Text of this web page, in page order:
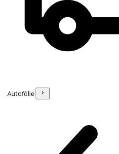
Autofólie